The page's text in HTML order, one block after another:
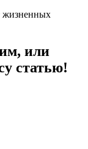
жизненных
или
статью!